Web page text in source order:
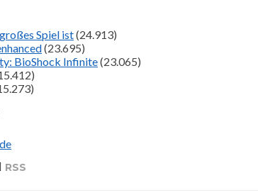
Spiel ist(24.913)
(23.695)
BioShock Infinite(23.065)
RSS